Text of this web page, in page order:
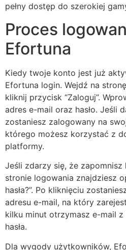
pełny dostęp do szerokiej
Proces
Efortuna
Kiedy twoje konto jest już
Efortuna login. Wejdź na
kliknij przycisk “Zaloguj”.
adres e-mail oraz hasło. Jeśli
zostaniesz zalogowany na
którego możesz korzystać z
platformy.
Jeśli zdarzy się, że zapomnisz
stronie logowania znajdziesz
hasła?”. Po kliknięciu
adresu e-mail, na który
kilku minut otrzymasz e-mail
hasła.
Dla wygody użytkowników,